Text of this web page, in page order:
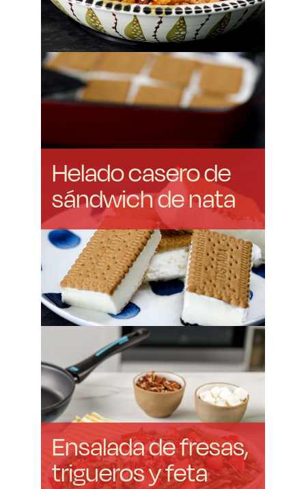
Helado casero de
sándwich de nata
Ensalada de fresas,
trigueros y feta